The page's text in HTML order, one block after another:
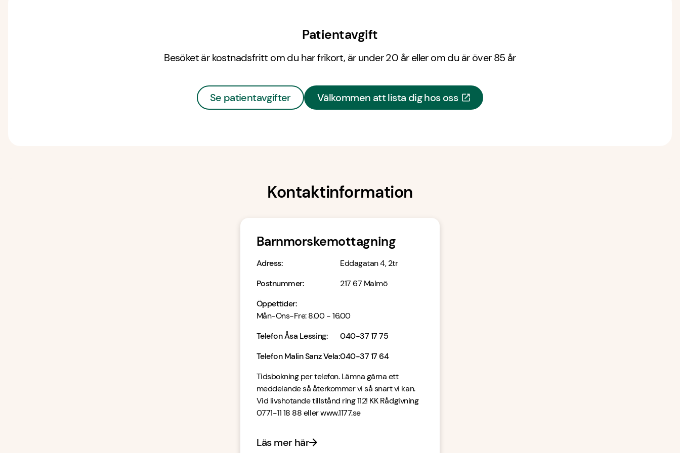
Patientavgift
Besöket är kostnadsfritt om du har frikort, är under 20 år eller om du är över 85 år
Se patientavgifter Välkommen att lista dig hos oss
Kontaktinformation
Barnmorskemottagning
Adress:
Eddagatan 4, 2tr
Postnummer:
217 67 Malmö
Öppettider:
Mån-Ons-Fre: 8.00 - 16.00
Telefon Åsa Lessing:
040-37 17 75
Telefon Malin Sanz Vela:040-37 17 64
Tidsbokning per telefon. Lämna gärna ett
meddelande så återkommer vi så snart vi kan.
Vid livshotande tillstånd ring 112! KK Rådgivning
0771-11 18 88 eller www.1177.se
Läs mer här